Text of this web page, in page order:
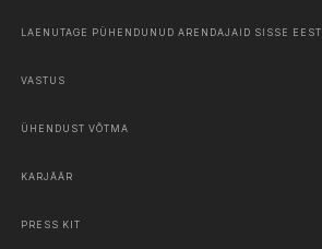
LAENUTAGE PÜHENDUNUD ARENDAJAID SISSE EESTI
VASTUS
ÜHENDUST VÕTMA
KARJÄÄR
PRESS KIT